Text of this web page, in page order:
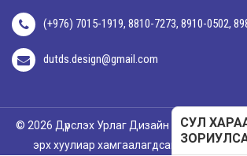
СУЛ
(+976) 7015-1919, 8810-7273, 8910-0502,
dutds.design@gmail.com
© 2026 Дүрслэх Урлаг Дизайн Технологийн
эрх хуулиар хамгаалагдсан. Вэб